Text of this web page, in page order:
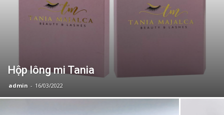
Hộp lông mi Tania
admin - 16/03/2022